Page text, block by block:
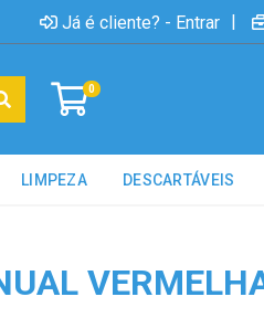
Já é cliente? - Entrar |
0
LIMPEZA DESCARTÁVEIS